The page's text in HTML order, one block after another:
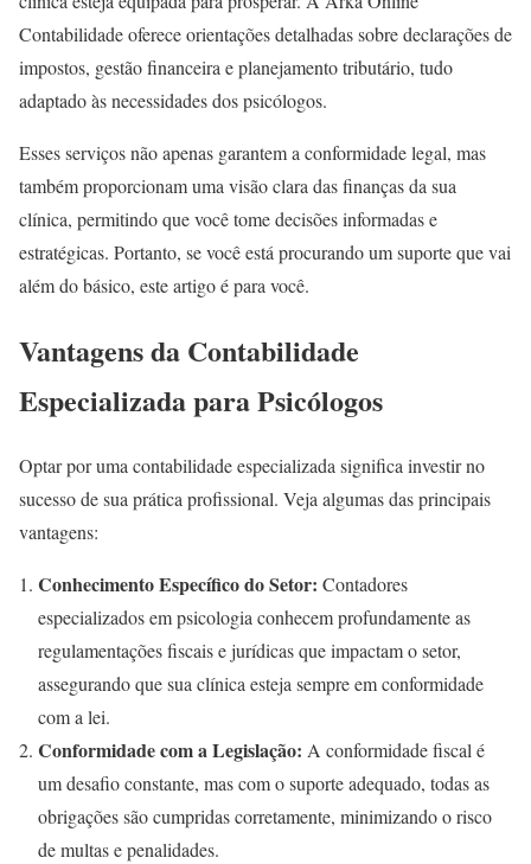
Contabilidade oferece orientações detalhadas sobre declarações de
impostos, gestão financeira e planejamento tributário, tudo
adaptado às necessidades dos psicólogos.
Esses serviços não apenas garantem a conformidade legal, mas
também proporcionam uma visão clara das finanças da sua
clínica, permitindo que você tome decisões informadas e
estratégicas. Portanto, se você está procurando um suporte que vai
além do básico, este artigo é para você.
Vantagens da Contabilidade
Especializada para Psicólogos
Optar por uma contabilidade especializada significa investir no
sucesso de sua prática profissional. Veja algumas das principais
vantagens:
Conhecimento Específico do Setor: Contadores
especializados em psicologia conhecem profundamente as
regulamentações fiscais e jurídicas que impactam o setor,
assegurando que sua clínica esteja sempre em conformidade
com a lei.
Conformidade com a Legislação: A conformidade fiscal é
um desafio constante, mas com o suporte adequado, todas as
obrigações são cumpridas corretamente, minimizando o risco
de multas e penalidades.